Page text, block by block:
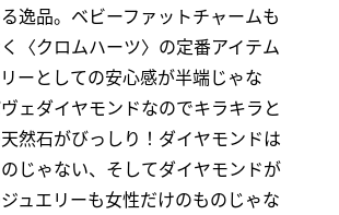
逸品。ベビーファットチャームも
〈クロムハーツ〉の定番アイテム
ーとしての安心感が半端じゃな
ェダイヤモンドなのでキラキラと
然石がびっしり！ダイヤモンドは
じゃない、そしてダイヤモンドが
ュエリーも女性だけのものじゃな